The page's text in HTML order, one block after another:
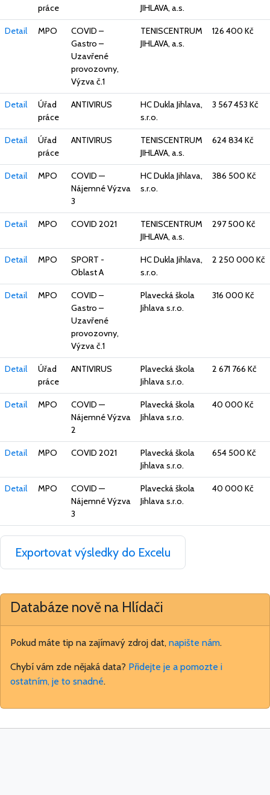
práce
JIHLAVA, a.s.
Detail MPO
COVID –
Gastro –
Uzavřené
provozovny,
Výzva č.1
TENISCENTRUM
JIHLAVA, a.s.
126 400 Kč
Detail
Úřad
práce
ANTIVIRUS
HC Dukla Jihlava,
s.r.o.
3 567 453 Kč
Detail
Úřad
práce
ANTIVIRUS
TENISCENTRUM
JIHLAVA, a.s.
624 834 Kč
Detail MPO
COVID —
Nájemné Výzva
3
HC Dukla Jihlava,
s.r.o.
386 500 Kč
Detail MPO COVID 2021
TENISCENTRUM
JIHLAVA, a.s.
297 500 Kč
Detail MPO
SPORT -
Oblast A
HC Dukla Jihlava,
s.r.o.
2 250 000 Kč
Detail MPO
COVID –
Gastro –
Uzavřené
provozovny,
Výzva č.1
Plavecká škola
Jihlava s.r.o.
316 000 Kč
Detail
Úřad
práce
ANTIVIRUS
Plavecká škola
Jihlava s.r.o.
2 671 766 Kč
Detail MPO
COVID —
Nájemné Výzva
2
Plavecká škola
Jihlava s.r.o.
40 000 Kč
Detail MPO COVID 2021
Plavecká škola
Jihlava s.r.o.
654 500 Kč
Detail MPO
COVID —
Nájemné Výzva
3
Plavecká škola
Jihlava s.r.o.
40 000 Kč
Exportovat výsledky do Excelu
Databáze nově na Hlídači
Pokud máte tip na zajímavý zdroj dat, napište nám.
Chybí vám zde nějaká data? Přidejte je a pomozte i
ostatním, je to snadné.